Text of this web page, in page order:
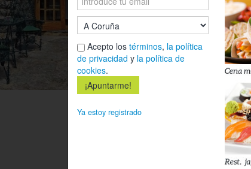
Acepto los términos, la política
de privacidad y la política de
cookies.
Ya estoy registrado